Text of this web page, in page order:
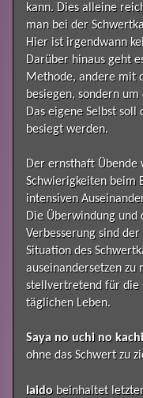
kann. Dies alleine
man bei der
Hier ist irgendwann
Darüber hinaus geht
Methode, andere mit
besiegen, sondern
Das eigene Selbst
besiegt werden.
Der ernsthaft
Schwierigkeiten beim
intensiven
Die Überwindung und
Verbesserung sind
Situation des
auseinandersetzen zu
stellvertretend für die
täglichen Leben.
Saya no uchi no
ohne das Schwert zu
Iaido beinhaltet